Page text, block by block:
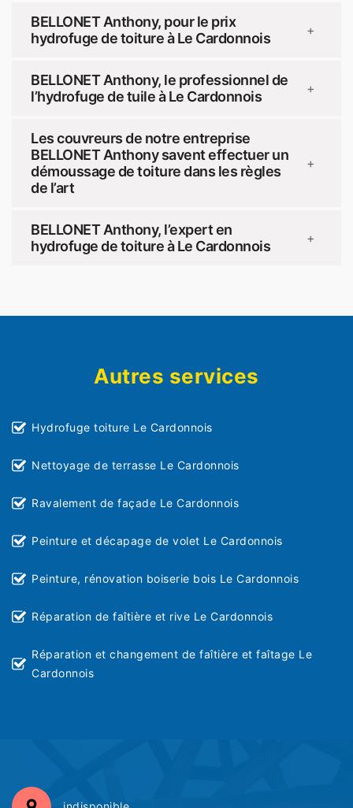
BELLONET Anthony, pour le prix
hydrofuge de toiture à Le Cardonnois
+
BELLONET Anthony, le professionnel de
l’hydrofuge de tuile à Le Cardonnois
+
Les couvreurs de notre entreprise
BELLONET Anthony savent effectuer un
démoussage de toiture dans les règles
de l’art
+
BELLONET Anthony, l’expert en
hydrofuge de toiture à Le Cardonnois
+
Autres services
Hydrofuge toiture Le Cardonnois
Nettoyage de terrasse Le Cardonnois
Ravalement de façade Le Cardonnois
Peinture et décapage de volet Le Cardonnois
Peinture, rénovation boiserie bois Le Cardonnois
Réparation de faîtière et rive Le Cardonnois
Réparation et changement de faîtière et faîtage Le
Cardonnois